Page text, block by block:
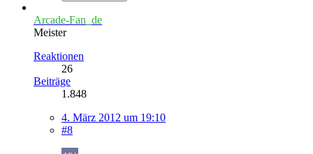
Arcade-Fan_de
Meister
Reaktionen
26
Beiträge
1.848
4. März 2012 um 19:10
#8